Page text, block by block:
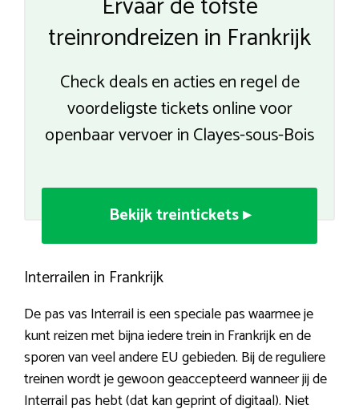
treinrondreizen in Frankrijk
Check deals en acties en regel de
voordeligste tickets online voor
openbaar vervoer in Clayes-sous-Bois
Bekijk treintickets ▸
Interrailen in Frankrijk
De pas vas Interrail is een speciale pas waarmee je
kunt reizen met bijna iedere trein in Frankrijk en de
sporen van veel andere EU gebieden. Bij de reguliere
treinen wordt je gewoon geaccepteerd wanneer jij de
Interrail pas hebt (dat kan geprint of digitaal). Niet